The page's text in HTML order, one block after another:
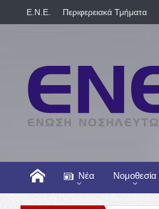
E.N.E. Περιφερειακά Τμήματα
Νέα Νομοθεσία